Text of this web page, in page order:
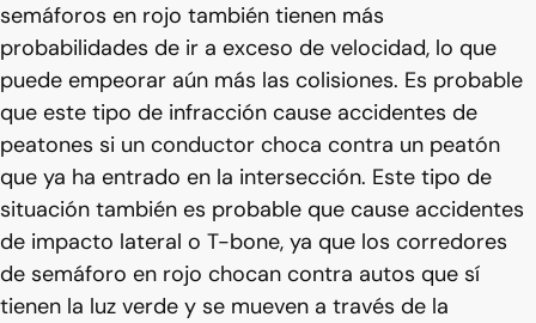
semáforos en rojo también tienen más
probabilidades de ir a exceso de velocidad, lo que
puede empeorar aún más las colisiones. Es probable
que este tipo de infracción cause accidentes de
peatones si un conductor choca contra un peatón
que ya ha entrado en la intersección. Este tipo de
situación también es probable que cause accidentes
de impacto lateral o T-bone, ya que los corredores
de semáforo en rojo chocan contra autos que sí
tienen la luz verde y se mueven a través de la